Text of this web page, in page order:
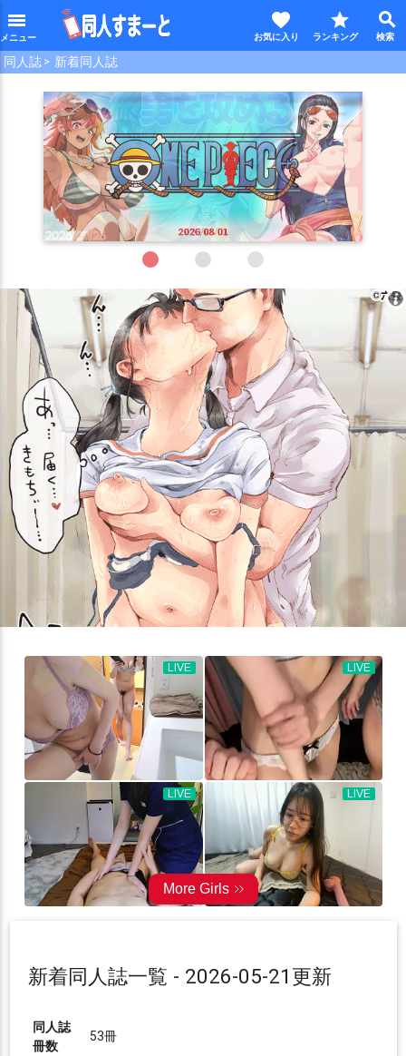
menu search
star
favorite
同人誌 新着同人誌
新着同人誌一覧 - 2026-05-21更新
同人誌
冊数
53冊